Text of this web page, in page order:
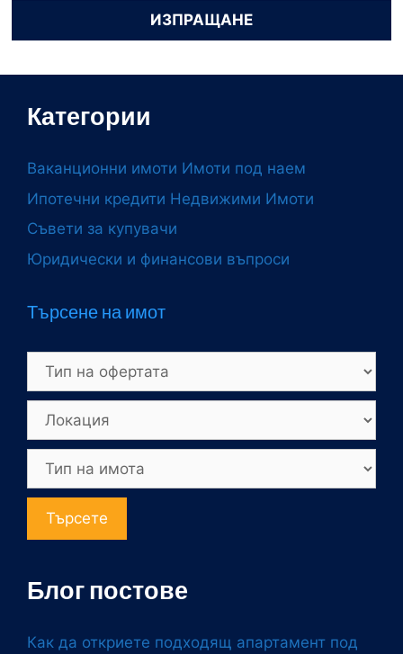
Категории
Ваканционни имоти Имоти под наем
Ипотечни кредити Недвижими Имоти
Съвети за купувачи
Юридически и финансови въпроси
Търсене на имот
Търсете
Блог постове
Как да откриете подходящ апартамент под